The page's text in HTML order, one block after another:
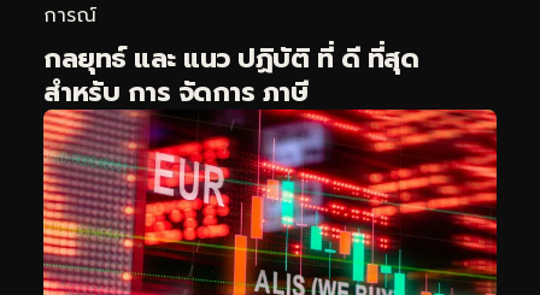
การณ์
กลยุทธ์ และ แนว ปฏิบัติ ที่ ดี ที่สุด
สำหรับ การ จัดการ ภาษี